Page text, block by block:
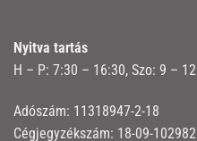
Nyitva tartás
H – P: 7:30 – 16:30, Szo: 9 – 12
Adószám: 11318947-2-18
Cégjegyzékszám: 18-09-102982